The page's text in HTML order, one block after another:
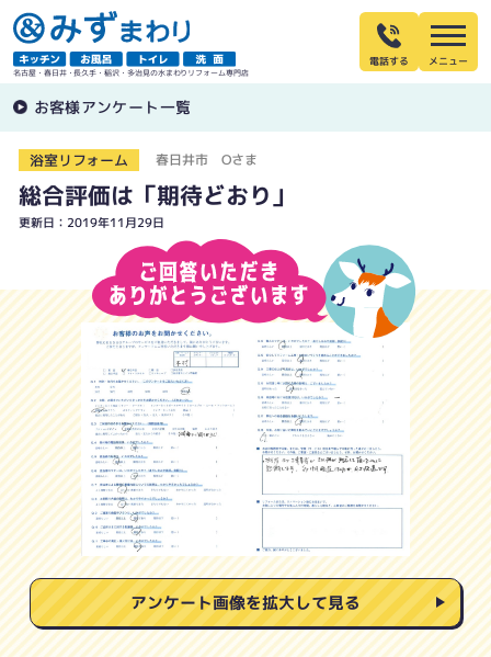
名古屋・春日井・長久手・稲沢・多治見の水まわりリフォーム専門店
電話する
お客様アンケート一覧
浴室リフォーム 春日井市 Oさま
総合評価は「期待どおり」
更新日：2019年11月29日
アンケート画像を拡大して見る